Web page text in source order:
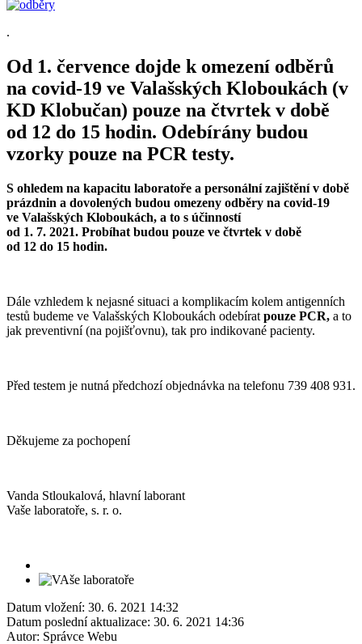
.
Od 1. července dojde k omezení odběrů
na covid-19 ve Valašských Kloboukách (v
KD Klobučan) pouze na čtvrtek v době
od 12 do 15 hodin. Odebírány budou
vzorky pouze na PCR testy.
S ohledem na kapacitu laboratoře a personální zajištění v době
prázdnin a dovolených budou omezeny odběry na covid-19
ve Valašských Kloboukách, a to s účinností
od 1. 7. 2021. Probíhat budou pouze ve čtvrtek v době
od 12 do 15 hodin.
Dále vzhledem k nejasné situaci a komplikacím kolem antigenních
testů budeme ve Valašských Kloboukách odebírat pouze PCR, a to
jak preventivní (na pojišťovnu), tak pro indikované pacienty.
Před testem je nutná předchozí objednávka na telefonu 739 408 931.
Děkujeme za pochopení
Vanda Stloukalová, hlavní laborant
Vaše laboratoře, s. r. o.
Datum vložení: 30. 6. 2021 14:32
Datum poslední aktualizace: 30. 6. 2021 14:36
Autor: Správce Webu